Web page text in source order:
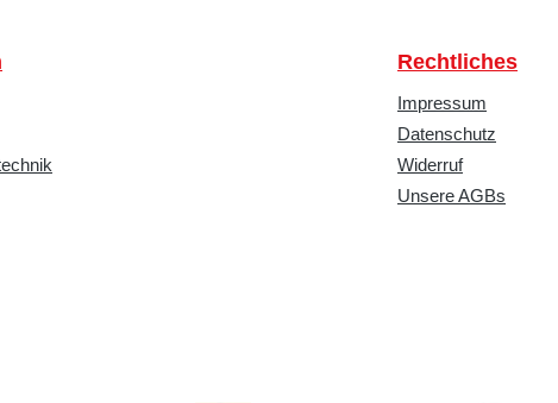
Rechtliches
Impressum
Datenschutz
Widerruf
Unsere AGBs